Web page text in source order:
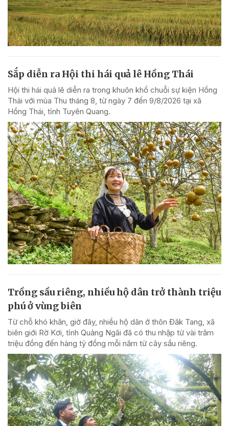
Sắp diễn ra Hội thi hái quả lê Hồng Thái
Hội thi hái quả lê diễn ra trong khuôn khổ chuỗi sự kiện Hồng
Thái với mùa Thu tháng 8, từ ngày 7 đến 9/8/2026 tại xã
Hồng Thái, tỉnh Tuyên Quang.
Trồng sầu riêng, nhiều hộ dân trở thành triệu
phú ở vùng biên
Từ chỗ khó khăn, giờ đây, nhiều hộ dân ở thôn Đăk Tang, xã
biên giới Rờ Kơi, tỉnh Quảng Ngãi đã có thu nhập từ vài trăm
triệu đồng đến hàng tỷ đồng mỗi năm từ cây sầu riêng.